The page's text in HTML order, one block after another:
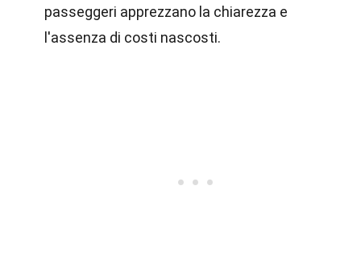
passeggeri apprezzano la chiarezza e
l'assenza di costi nascosti.